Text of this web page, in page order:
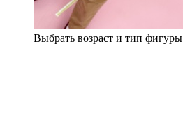
Выбрать возраст и тип фигуры